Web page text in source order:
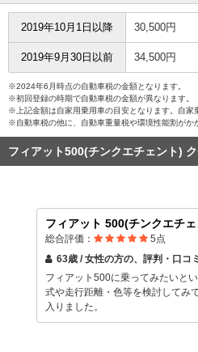
2019年10月1日以降 30,500円
2019年9月30日以前 34,500円
※2024年6月時点の自動車税の金額となります。
※初回登録の時期で自動車税の金額が異なります。
※上記金額は自家用乗用車の目安となります。自家
※自動車税の他に、自動車重量税や環境性能割がか
フィアット500(チンクエチェント)
フィアット 500(チンクエチ
総合評価： 5 点
63歳 / 女性の方の、評判・口コ
フィアット500に乗ってみたいと
式や走行距離・色等を検討してみ
入りました。